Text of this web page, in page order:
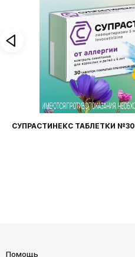
СУПРАСТИНЕКС ТАБЛЕТКИ №30
Помощь